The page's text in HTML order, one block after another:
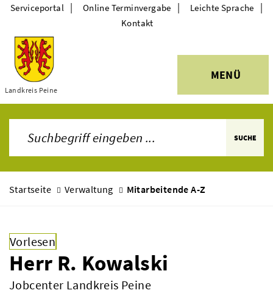
Themen
Landkreis Peine
MENÜ
Serviceportal | Online Terminvergabe | Leichte Sprache |
Kontakt
SUCHE
Startseite Verwaltung Mitarbeitende A-Z
Vorlesen
Herr R. Kowalski
Jobcenter Landkreis Peine